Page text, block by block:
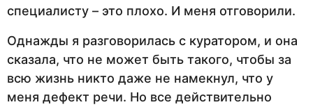
специалисту – это плохо. И меня отговорили.
Однажды я разговорилась с куратором, и она
сказала, что не может быть такого, чтобы за
всю жизнь никто даже не намекнул, что у
меня дефект речи. Но все действительно